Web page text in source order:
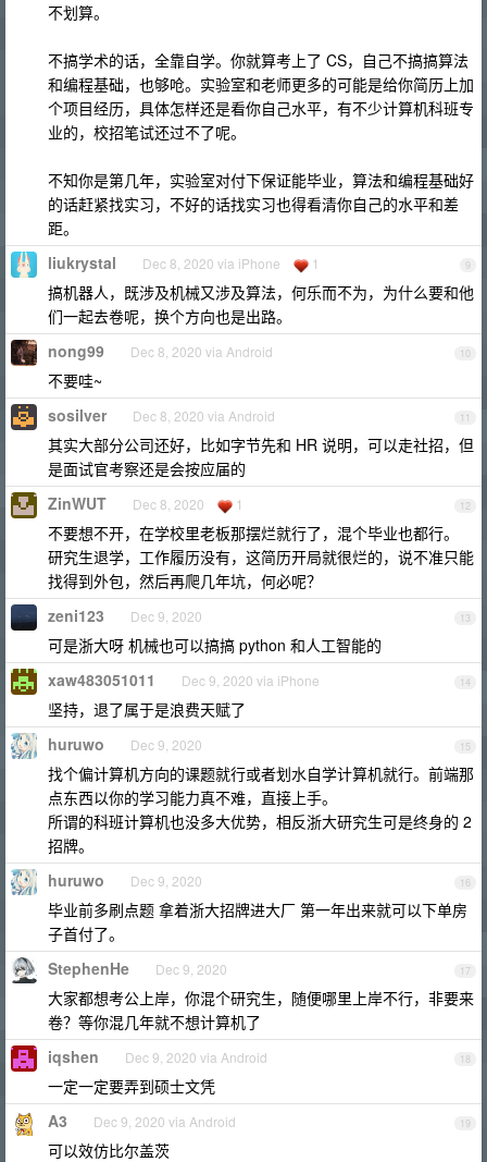
不划算。
不搞学术的话，全靠自学。你就算考上了 CS，自己不搞搞算法
和编程基础，也够呛。实验室和老师更多的可能是给你简历上加
个项目经历，具体怎样还是看你自己水平，有不少计算机科班专
业的，校招笔试还过不了呢。
不知你是第几年，实验室对付下保证能毕业，算法和编程基础好
的话赶紧找实习，不好的话找实习也得看清你自己的水平和差
距。
9
liukrystal Dec 8, 2020 via iPhone 1
搞机器人，既涉及机械又涉及算法，何乐而不为，为什么要和他
们一起去卷呢，换个方向也是出路。
10
nong99 Dec 8, 2020 via Android
不要哇~
11
sosilver Dec 8, 2020 via Android
其实大部分公司还好，比如字节先和 HR 说明，可以走社招，但
是面试官考察还是会按应届的
12
ZinWUT Dec 8, 2020 1
不要想不开，在学校里老板那摆烂就行了，混个毕业也都行。
研究生退学，工作履历没有，这简历开局就很烂的，说不准只能
找得到外包，然后再爬几年坑，何必呢？
13
zeni123 Dec 9, 2020
可是浙大呀 机械也可以搞搞 python 和人工智能的
14
xaw483051011 Dec 9, 2020 via iPhone
坚持，退了属于是浪费天赋了
15
huruwo Dec 9, 2020
找个偏计算机方向的课题就行或者划水自学计算机就行。前端那
点东西以你的学习能力真不难，直接上手。
所谓的科班计算机也没多大优势，相反浙大研究生可是终身的 2
招牌。
16
huruwo Dec 9, 2020
毕业前多刷点题 拿着浙大招牌进大厂 第一年出来就可以下单房
子首付了。
17
StephenHe Dec 9, 2020
大家都想考公上岸，你混个研究生，随便哪里上岸不行，非要来
卷？等你混几年就不想计算机了
18
iqshen Dec 9, 2020 via Android
一定一定要弄到硕士文凭
19
A3 Dec 9, 2020 via Android
可以效仿比尔盖茨